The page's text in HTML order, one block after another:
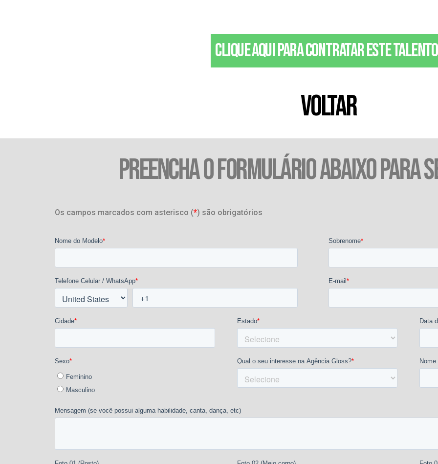
Clique aqui para contratar este talento
VOLTAR
PREENCHA O FORMULÁRIO ABAIXO PARA
Os campos marcados com asterisco (*) são obrigatórios